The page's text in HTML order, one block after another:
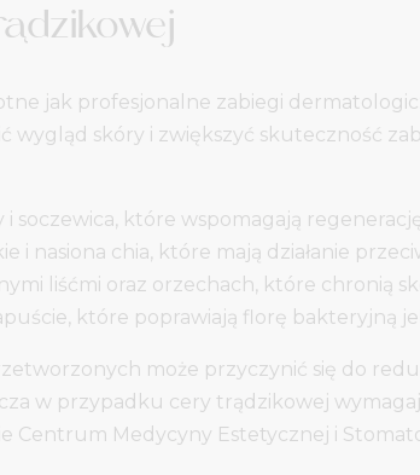
jak profesjonalne zabiegi
wygląd skóry i zwiększyć skuteczność
które wspomagają
i nasiona chia, które mają działanie
liśćmi oraz orzechach, które chronią
które poprawiają florę bakteryjną
może przyczynić się do
w przypadku cery trądzikowej
Centrum Medycyny Estetycznej i